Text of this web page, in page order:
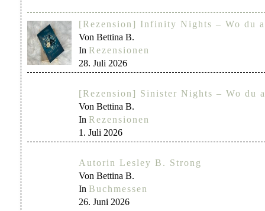
[Rezension] Infinity Nights – Wo du
Von Bettina B.
In Rezensionen
28. Juli 2026
[Rezension] Sinister Nights – Wo du
Von Bettina B.
In Rezensionen
1. Juli 2026
Autorin Lesley B. Strong
Von Bettina B.
In Buchmessen
26. Juni 2026